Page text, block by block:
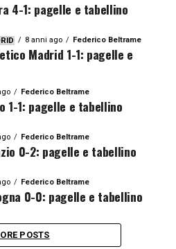
4-1: pagelle e tabellino
8 anni ago Federico Beltrame
Madrid 1-1: pagelle e
Federico Beltrame
1-1: pagelle e tabellino
Federico Beltrame
0-2: pagelle e tabellino
Federico Beltrame
0-0: pagelle e tabellino
POSTS